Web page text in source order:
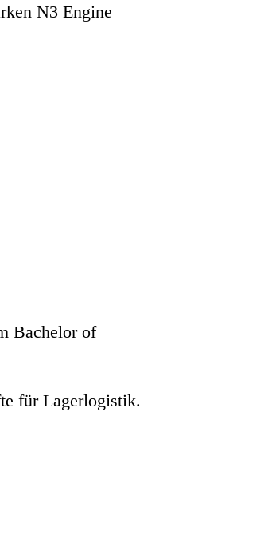
N3 Engine
Bachelor of
für Lagerlogistik.